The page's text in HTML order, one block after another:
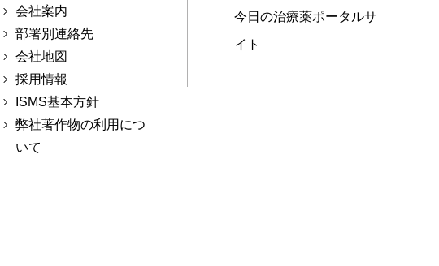
会社案内
部署別連絡先
会社地図
採用情報
ISMS基本方針
弊社著作物の利用につ
いて
今日の治療薬ポータルサ
イト